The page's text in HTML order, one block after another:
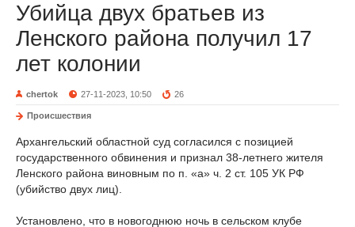
Убийца двух братьев из
Ленского района получил 17
лет колонии
chertok 27-11-2023, 10:50 26
Происшествия
Архангельский областной суд согласился с позицией
государственного обвинения и признал 38-летнего жителя
Ленского района виновным по п. «а» ч. 2 ст. 105 УК РФ
(убийство двух лиц).
Установлено, что в новогоднюю ночь в сельском клубе